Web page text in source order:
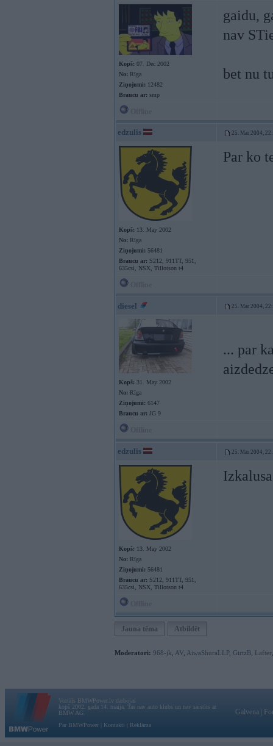
Kopš: 07. Dec 2002
No: Rīga
Ziņojumi: 12482
Braucu ar: smp
gaidu,
nav
bet nu
edzulis 25. Mar 2004,
Kopš: 13. May 2002
No: Rīga
Ziņojumi: 56481
Braucu ar: S212, 911TT, 951,
635csi, NSX, Tillotson t4
Par ko
diesel 25. Mar 2004,
Kopš: 31. May 2002
No: Rīga
Ziņojumi: 6147
Braucu ar: JG 9
... par
edzulis 25. Mar 2004,
Kopš: 13. May 2002
No: Rīga
Ziņojumi: 56481
Braucu ar: S212, 911TT, 951,
635csi, NSX, Tillotson t4
Jauna tēma Atbildēt
Moderatori: 968-jk AV AiwaShuraLLP, GirtzB Lafter
Vortāls BMWPower.lv darbojas
kopš 2002. gada 14. maija. Tas nav auto klubs un nav saistīts ar
BMW AG.
Par BMWPower
Kontakti Reklāma
Galvena